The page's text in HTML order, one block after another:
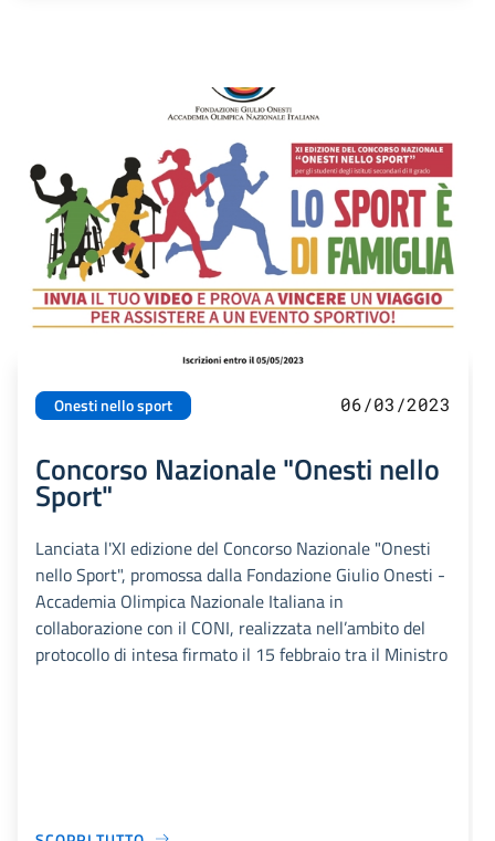
Onesti nello sport 06/03/2023
Concorso Nazionale "Onesti nello
Sport"
Lanciata l'XI edizione del Concorso Nazionale "Onesti
nello Sport", promossa dalla Fondazione Giulio Onesti -
Accademia Olimpica Nazionale Italiana in
collaborazione con il CONI, realizzata nell’ambito del
protocollo di intesa firmato il 15 febbraio tra il Ministro